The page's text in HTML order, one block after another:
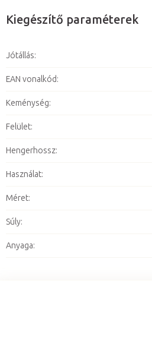
Kiegészítő paraméterek
Jótállás:
EAN vonalkód:
Keménység:
Felület:
Hengerhossz:
Használat:
Méret:
Súly:
Anyaga: